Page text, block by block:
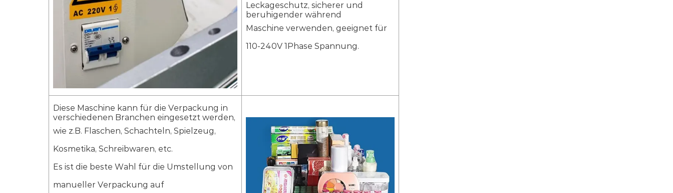
Leckageschutz, sicherer und
beruhigender während
Maschine verwenden, geeignet für
110-240V 1Phase Spannung.
Diese Maschine kann für die Verpackung in
verschiedenen Branchen eingesetzt werden,
wie z.B. Flaschen, Schachteln, Spielzeug,
Kosmetika, Schreibwaren, etc.
Es ist die beste Wahl für die Umstellung von
manueller Verpackung auf